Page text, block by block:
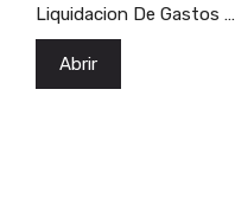
Liquidacion De Gastos …
Abrir